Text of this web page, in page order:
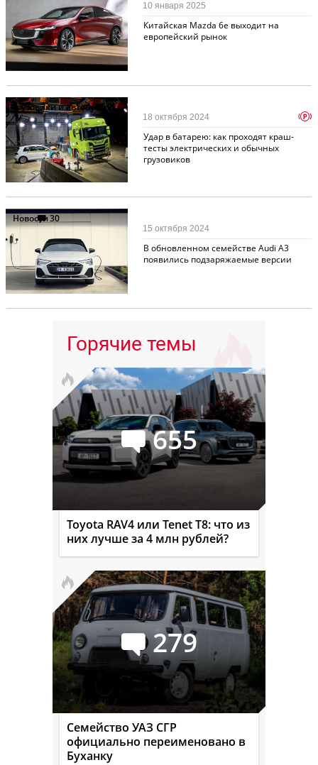
Китайская Mazda 6e выходит на
европейский рынок
10 января 2025
Грузовики и автобусы91
Удар в батарею: как проходят краш-
тесты электрических и обычных
грузовиков
18 октября 2024 p
Новости30
В обновленном семействе Audi A3
появились подзаряжаемые версии
15 октября 2024
Горячие темы
655
Toyota RAV4 или Tenet T8: что из
них лучше за 4 млн рублей?
279
Семейство УАЗ СГР
официально переименовано в
Буханку